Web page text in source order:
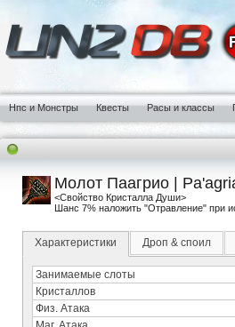
Нпс и Монстры Квесты Расы и классы
Молот Паагрио |
<Свойство Кристалла Души>
Шанс 7% наложить "Отравление" при
Характеристики Дроп & споил
Занимаемые слоты
Кристаллов
Физ. Атака